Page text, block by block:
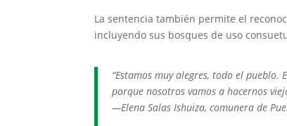
La sentencia también permite el
incluyendo sus bosques de uso
“Estamos muy alegres, todo el
porque nosotros vamos a hacernos
—Elena Salas Ishuiza, comunera de